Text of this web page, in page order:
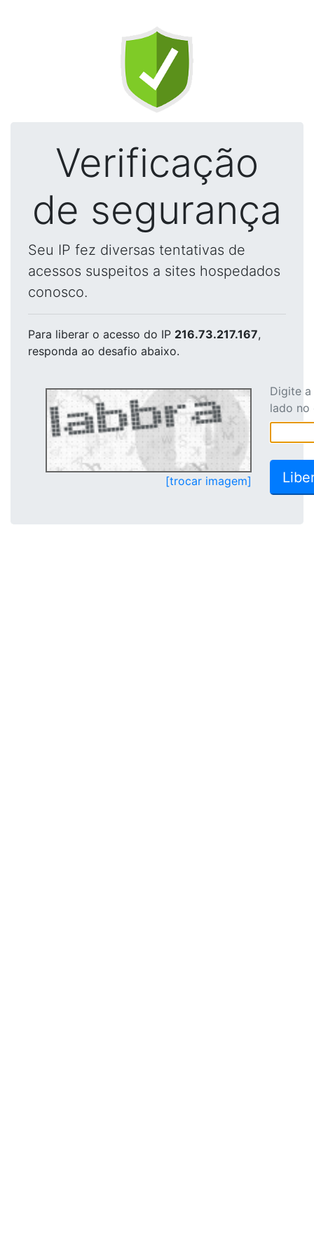
Verificação
de segurança
Seu IP fez diversas tentativas de
acessos suspeitos a sites hospedados
conosco.
Para liberar o acesso do IP 216.73.217.167,
responda ao desafio abaixo.
[trocar imagem]
Digite
lado no